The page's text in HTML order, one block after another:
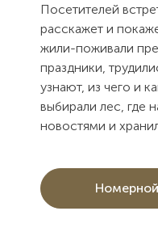
Посетителей
расскажет и
жили-поживали
праздники,
узнают, из чего и
выбирали лес, где
новостями и